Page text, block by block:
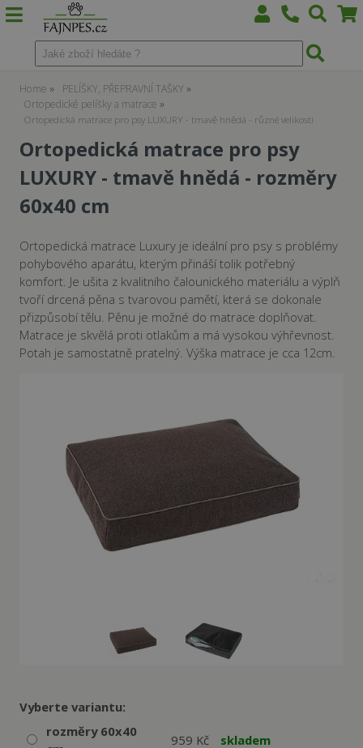
Home
PELÍŠKY, PŘEPRAVNÍ TAŠKY
Ortopedické pelíšky a matrace
Ortopedická matrace pro psy LUXURY - tmavě hnědá - různé velikosti
Ortopedická matrace pro psy
LUXURY - tmavě hnědá - rozměry
60x40 cm
Ortopedická matrace Luxury je ideální pro psy s problémy
pohybového aparátu, kterým přináší tolik potřebný
komfort. Je ušita z kvalitního čalounického materiálu a výplň
tvoří drcená pěna s tvarovou pamětí, která se dokonale
přizpůsobí tělu. Pěnu je možné do matrace doplňovat.
Matrace je skvělá proti otlakům a má vysokou výhřevnost.
Potah je samostatně pratelný. Výška matrace je cca 12cm.
Vyberte variantu:
rozměry 60x40
959 Kč skladem